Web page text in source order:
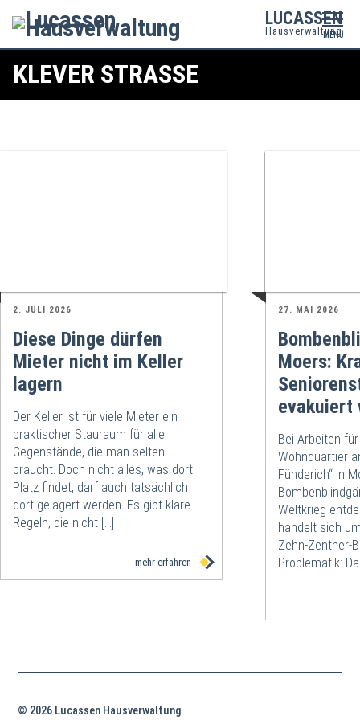
LUCASSEN
Hausverwaltung
MENÜ
KLEVER STRASSE
2. JULI 2026
Diese Dinge dürfen
Mieter nicht im Keller
lagern
Der Keller ist für viele Mieter ein
praktischer Stauraum für alle
Gegenstände, die man selten
braucht. Doch nicht alles, was dort
Platz findet, darf auch tatsächlich
dort gelagert werden. Es gibt klare
Regeln, die nicht […]
mehr erfahren
27. MAI 2026
Moers:
evakuiert
Bei Arbeiten
Wohnquartier
Fünderich“ in
Weltkrieg
handelt sich
Zehn-Zentner-
Problematik:
© 2026 Lucassen Hausverwaltung